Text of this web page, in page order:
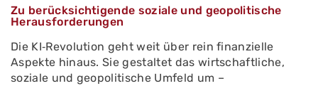
Zu berücksichtigende soziale und geopolitische
Herausforderungen
Die KI‑Revolution geht weit über rein finanzielle
Aspekte hinaus. Sie gestaltet das wirtschaftliche,
soziale und geopolitische Umfeld um –